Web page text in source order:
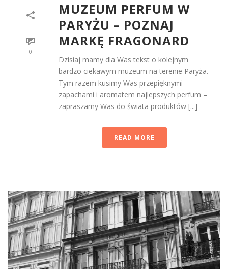
0
MUZEUM PERFUM W
PARYŻU – POZNAJ
MARKĘ FRAGONARD
Dzisiaj mamy dla Was tekst o kolejnym
bardzo ciekawym muzeum na terenie Paryża.
Tym razem kusimy Was przepięknymi
zapachami i aromatem najlepszych perfum –
zapraszamy Was do świata produktów [...]
READ MORE